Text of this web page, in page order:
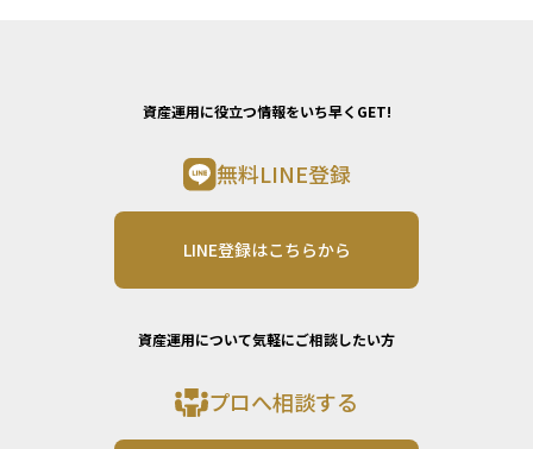
資産運用に役立つ情報をいち早くGET!
無料LINE登録
LINE登録はこちらから
資産運用について気軽にご相談したい方
プロへ相談する